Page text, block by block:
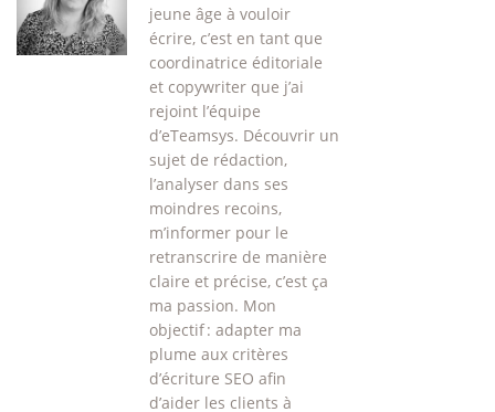
jeune âge à vouloir
écrire, c’est en tant que
coordinatrice éditoriale
et copywriter que j’ai
rejoint l’équipe
d’eTeamsys. Découvrir un
sujet de rédaction,
l’analyser dans ses
moindres recoins,
m’informer pour le
retranscrire de manière
claire et précise, c’est ça
ma passion. Mon
objectif : adapter ma
plume aux critères
d’écriture SEO afin
d’aider les clients à